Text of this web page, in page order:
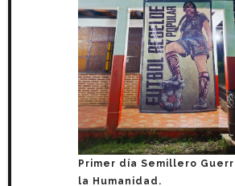
Primer día Semillero
la Humanidad.